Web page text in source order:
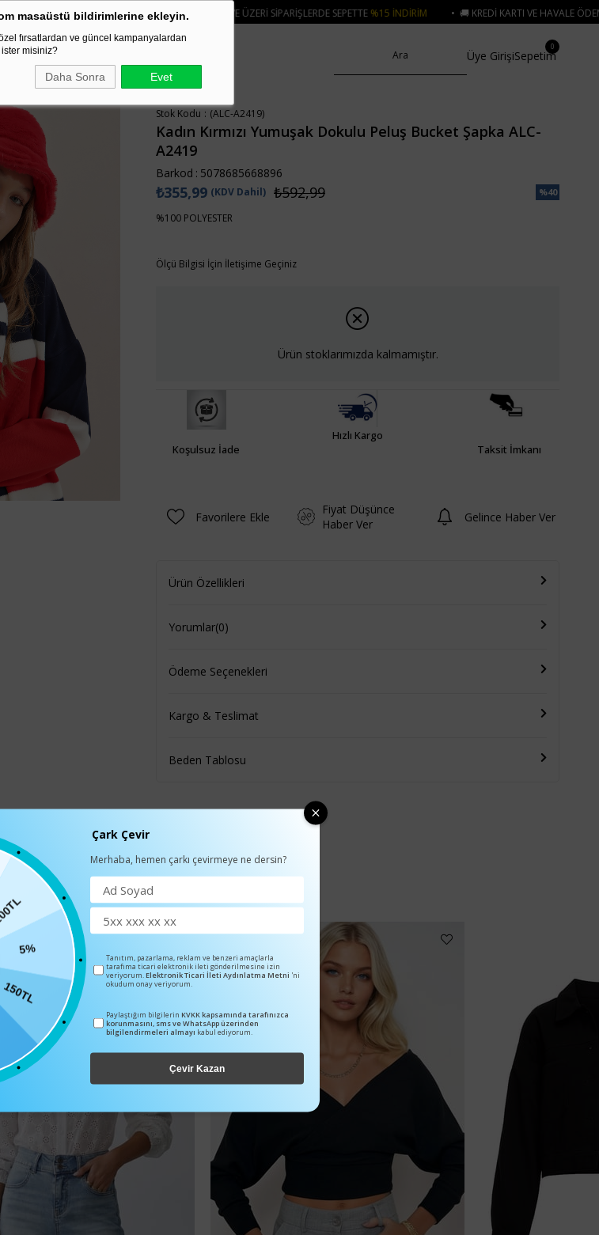
masaüstü bildirimlerine ekleyin.
fırsatlardan ve güncel kampanyalardan
misiniz?
Daha Sonra Evet
ÜRÜNLERINDE 2 ÜRÜN VE ÜZERI SIPARIŞLERDE SEPETTE%15 İNDIRIM • 🚚 KREDI KARTI VE HAVALE ÖDEMELERINIZDE 750₺
Üye GirişiSepetim
0
Stok Kodu (ALC-A2419)
Kadın Kırmızı Yumuşak Dokulu Peluş Bucket Şapka ALC-
A2419
Barkod : 5078685668896
%40
₺592,99
₺355,99 (KDV Dahil)
%100 POLYESTER
Ölçü Bilgisi İçin İletişime Geçiniz
Ürün stoklarımızda kalmamıştır.
Koşulsuz İade
Hızlı Kargo
Taksit İmkanı
Favorilere Ekle
Fiyat Düşünce
Haber Ver
Gelince Haber Ver
Ürün Özellikleri
Yorumlar(0)
Ödeme Seçenekleri
Kargo & Teslimat
Beden Tablosu
ÜRÜNLER
5%
150TL
Çark Çevir
Merhaba, hemen çarkı çevirmeye ne dersin?
Tanıtım, pazarlama, reklam ve benzeri amaçlarla
tarafıma ticari elektronik ileti gönderilmesine izin
veriyorum. Elektronik Ticari İleti Aydınlatma Metni 'ni
okudum onay veriyorum.
Paylaştığım bilgilerin KVKK kapsamında tarafınızca
korunmasını, sms ve WhatsApp üzerinden
bilgilendirmeleri almayı kabul ediyorum.
Çevir Kazan